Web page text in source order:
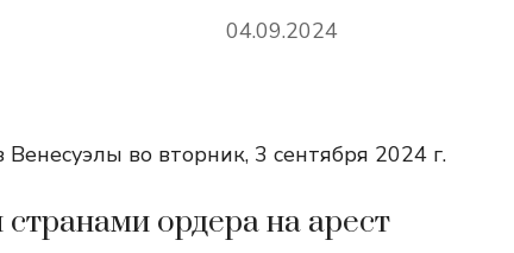
04.09.2024
во вторник, 3 сентября 2024 г.
ордера на арест